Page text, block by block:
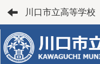
川口市立高等学校